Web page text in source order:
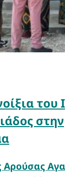
του
στην
Αρούσας